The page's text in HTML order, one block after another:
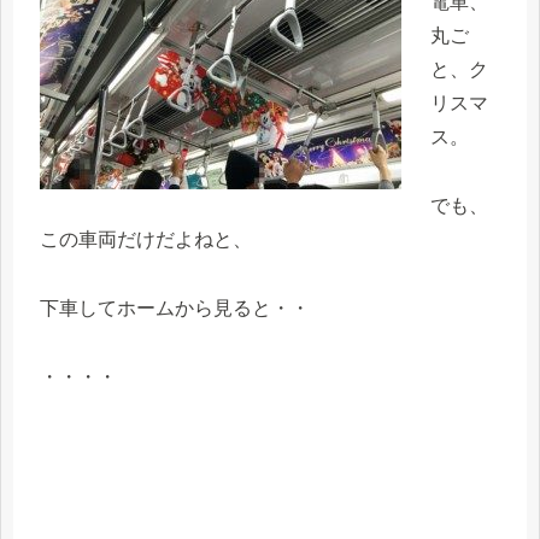
丸ご
と、ク
リスマ
ス。
でも、
この車両だけだよねと、
下車してホームから見ると・・
・・・・